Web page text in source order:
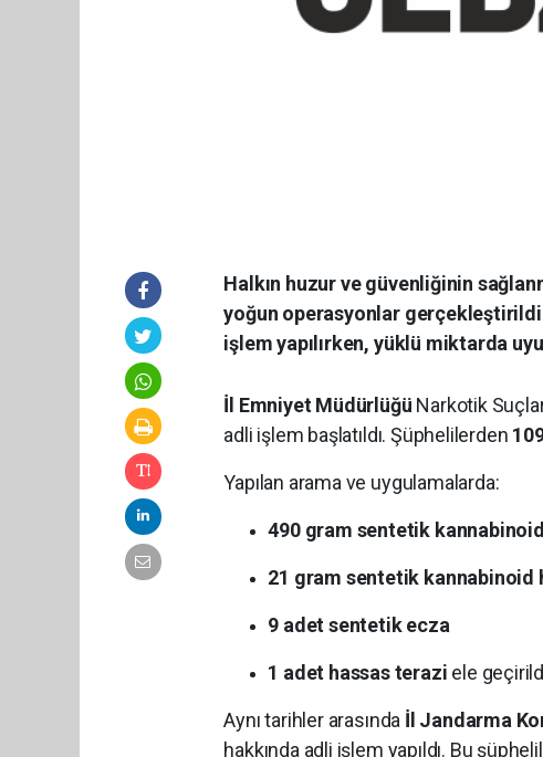
Halkın huzur ve güvenliğinin
yoğun operasyonlar
işlem yapılırken, yüklü miktarda
İl Emniyet Müdürlüğü Narkotik
adli işlem başlatıldı. Şüphelilerden
Yapılan arama ve uygulamalarda:
490 gram sentetik
21 gram sentetik kannabinoid
9 adet sentetik ecza
1 adet hassas terazi ele
Aynı tarihler arasında İl Jandarma
hakkında adli işlem yapıldı. Bu